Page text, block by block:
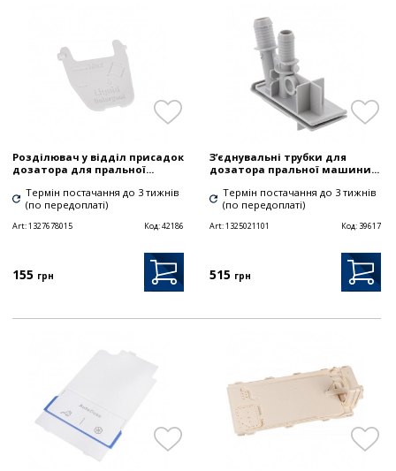
Розділювач у відділ присадок
дозатора для пральної...
Термін постачання до 3 тижнів
(по передоплаті)
Art:1327678015 Код:42186
155 грн
З’єднувальні трубки для
дозатора пральної машини...
Термін постачання до 3 тижнів
(по передоплаті)
Art:1325021101 Код: 39617
515 грн